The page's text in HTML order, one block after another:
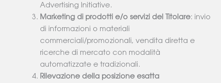
Advertising Initiative.
Marketing di prodotti e/o servizi del Titolare: invio
di informazioni o materiali
commerciali/promozionali, vendita diretta e
ricerche di mercato con modalità
automatizzate e tradizionali.
Rilevazione della posizione esatta